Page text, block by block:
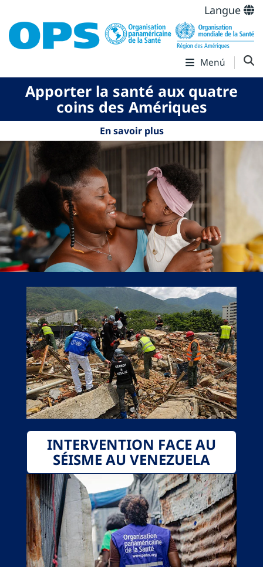
Langue
Menú
Apporter la santé aux quatre
coins des Amériques
En savoir plus
INTERVENTION FACE AU
SÉISME AU VENEZUELA